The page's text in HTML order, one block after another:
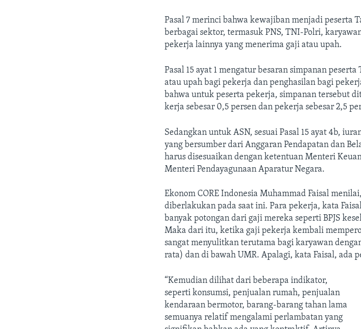
Pasal 7 merinci bahwa kewajiban menjadi peserta
berbagai sektor, termasuk PNS, TNI-Polri,
pekerja lainnya yang menerima gaji atau upah.
Pasal 15 ayat 1 mengatur besaran simpanan
atau upah bagi pekerja dan penghasilan bagi
bahwa untuk peserta pekerja, simpanan tersebut
kerja sebesar 0,5 persen dan pekerja sebesar 2,5
Sedangkan untuk ASN, sesuai Pasal 15 ayat 4b,
yang bersumber dari Anggaran Pendapatan dan
harus disesuaikan dengan ketentuan Menteri
Menteri Pendayagunaan Aparatur Negara.
Ekonom CORE Indonesia Muhammad Faisal
diberlakukan pada saat ini. Para pekerja, kata
banyak potongan dari gaji mereka seperti BPJS
Maka dari itu, ketika gaji pekerja kembali
sangat menyulitkan terutama bagi karyawan
rata) dan di bawah UMR. Apalagi, kata Faisal, ada
“Kemudian dilihat dari beberapa indikator,
seperti konsumsi, penjualan rumah, penjualan
kendaraan bermotor, barang-barang tahan lama
semuanya relatif mengalami perlambatan yang